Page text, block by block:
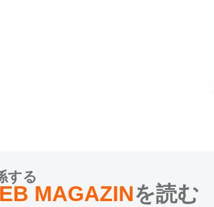
する
MAGAZINを読む